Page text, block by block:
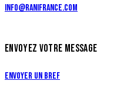
info@ranifrance.com
ENVOYEZ VOTRE MESSAGE
Envoyer un bref